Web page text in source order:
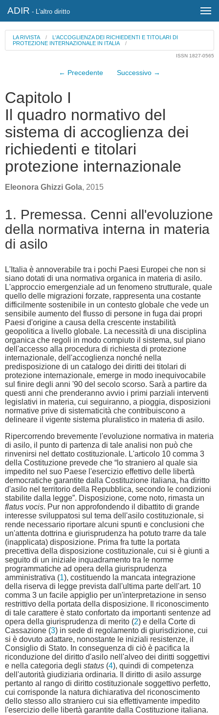
ADIR - L'altro diritto
LA RIVISTA / L'ACCOGLIENZA DEI RICHIEDENTI E TITOLARI DI
PROTEZIONE INTERNAZIONALE IN ITALIA /
ISSN 1827-0565
← Precedente Successivo →
Capitolo I
Il quadro normativo del
sistema di accoglienza dei
richiedenti e titolari
protezione internazionale
Eleonora Ghizzi Gola, 2015
1. Premessa. Cenni all'evoluzione
della normativa interna in materia
di asilo
L'Italia è annoverabile tra i pochi Paesi Europei che non si
siano dotati di una normativa organica in materia di asilo.
L'approccio emergenziale ad un fenomeno strutturale, quale
quello delle migrazioni forzate, rappresenta una costante
difficilmente sostenibile in un contesto globale che vede un
sensibile aumento del flusso di persone in fuga dai propri
Paesi d'origine a causa della crescente instabilità
geopolitica a livello globale. La necessità di una disciplina
organica che regoli in modo compiuto il sistema, sul piano
dell'accesso alla procedura di richiesta di protezione
internazionale, dell'accoglienza nonché nella
predisposizione di un catalogo dei diritti dei titolari di
protezione internazionale, emerge in modo inequivocabile
sul finire degli anni '90 del secolo scorso. Sarà a partire da
questi anni che prenderanno avvio i primi parziali interventi
legislativi in materia, cui seguiranno, a pioggia, disposizioni
normative prive di sistematicità che contribuiscono a
delineare il vigente sistema pluralistico in materia di asilo.
Ripercorrendo brevemente l'evoluzione normativa in materia
di asilo, il punto di partenza di tale analisi non può che
rinvenirsi nel dettato costituzionale. L'articolo 10 comma 3
della Costituzione prevede che “lo straniero al quale sia
impedito nel suo Paese l'esercizio effettivo delle libertà
democratiche garantite dalla Costituzione italiana, ha diritto
d'asilo nel territorio della Repubblica, secondo le condizioni
stabilite dalla legge”. Disposizione, come noto, rimasta un
flatus vocis. Pur non approfondendo il dibattito di grande
interesse sviluppatosi sul tema dell'asilo costituzionale, si
rende necessario riportare alcuni spunti e conclusioni che
un'attenta dottrina e giurisprudenza ha potuto trarre da tale
(inapplicata) disposizione. Prima fra tutte la portata
precettiva della disposizione costituzionale, cui si è giunti a
seguito di un iniziale inquadramento tra le norme
programmatiche ad opera della giurisprudenza
amministrativa (1), costituendo la mancata integrazione
della riserva di legge prevista dall'ultima parte dell'art. 10
comma 3 un facile appiglio per un'interpretazione in senso
restrittivo della portata della disposizione. Il riconoscimento
di tale carattere è stato confortato da importanti sentenze ad
opera della giurisprudenza di merito (2) e della Corte di
Cassazione (3) in sede di regolamento di giurisdizione, cui
si è dovuto adattare, nonostante le iniziali resistenze, il
Consiglio di Stato. In conseguenza di ciò è pacifica la
riconduzione del diritto d'asilo nell'alveo dei diritti soggettivi
e nella categoria degli status (4), quindi di competenza
dell'autorità giudiziaria ordinaria. Il diritto di asilo assurge
pertanto al rango di diritto costituzionale soggettivo perfetto,
cui corrisponde la natura dichiarativa del riconoscimento
dello stesso allo straniero cui sia effettivamente impedito
l'esercizio delle libertà garantite dalla Costituzione italiana.